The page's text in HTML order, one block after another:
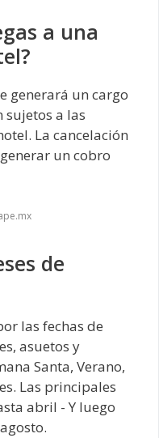
a una
generará un cargo
sujetos a las
La cancelación
un cobro
de
las fechas de
asuetos y
Santa, Verano,
Las principales
abril - Y luego